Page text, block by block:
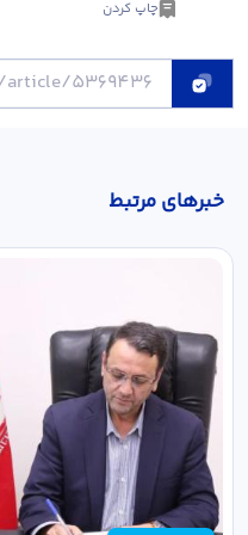
چاپ کردن
خبر‌های مرتبط